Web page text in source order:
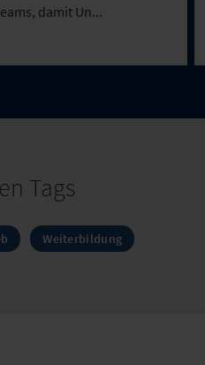
damit Un...
Tags
Weiterbildung